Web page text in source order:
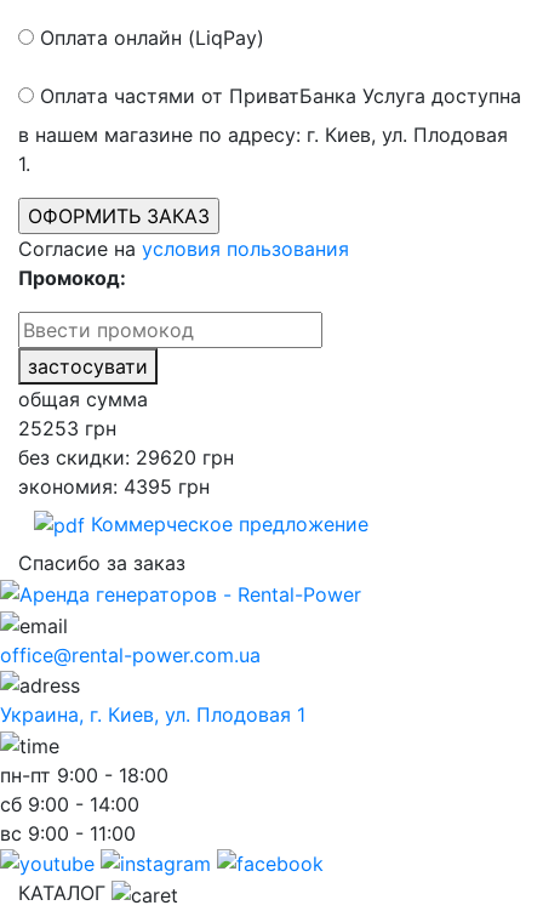
Оплата онлайн (LiqPay)
Оплата частями от ПриватБанка Услуга доступна
в нашем магазине по адресу: г. Киев, ул. Плодовая
1.
Согласие на условия пользования
Промокод:
застосувати
общая сумма
25253 грн
без скидки: 29620 грн
экономия: 4395 грн
Коммерческое предложение
Спасибо за заказ
office@rental-power.com.ua
Украина, г. Киев, ул. Плодовая 1
пн-пт 9:00 - 18:00
сб 9:00 - 14:00
вс 9:00 - 11:00
КАТАЛОГ